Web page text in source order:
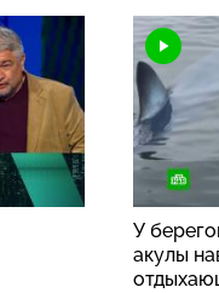
У
акулы